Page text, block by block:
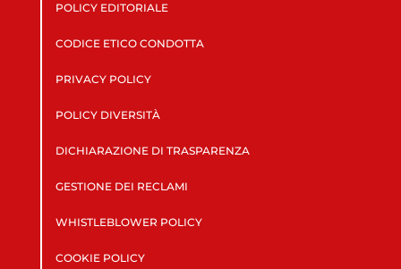
POLICY EDITORIALE
CODICE ETICO CONDOTTA
PRIVACY POLICY
POLICY DIVERSITÀ
DICHIARAZIONE DI TRASPARENZA
GESTIONE DEI RECLAMI
WHISTLEBLOWER POLICY
COOKIE POLICY